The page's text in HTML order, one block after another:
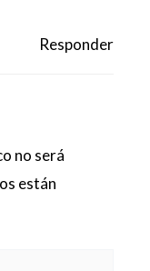
Responder
no será
están